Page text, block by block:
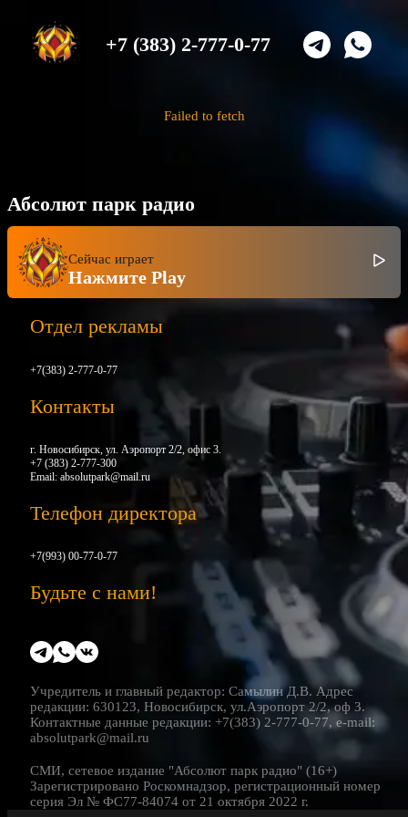
+7 (383) 2-777-0-77
Failed to fetch
Абсолют парк радио
Сейчас играет
Нажмите Play
Отдел рекламы
+7(383) 2-777-0-77
Контакты
г. Новосибирск, ул. Аэропорт 2/2, офис 3.
+7 (383) 2-777-300
Email: absolutpark@mail.ru
Телефон директора
+7(993) 00-77-0-77
Будьте с нами!
Учредитель и главный редактор: Самылин Д.В. Адрес
редакции: 630123, Новосибирск, ул.Аэропорт 2/2, оф 3.
Контактные данные редакции: +7(383) 2-777-0-77, e-mail:
absolutpark@mail.ru
СМИ, сетевое издание "Абсолют парк радио" (16+)
Зарегистрировано Роскомнадзор, регистрационный номер
серия Эл № ФС77-84074 от 21 октября 2022 г.